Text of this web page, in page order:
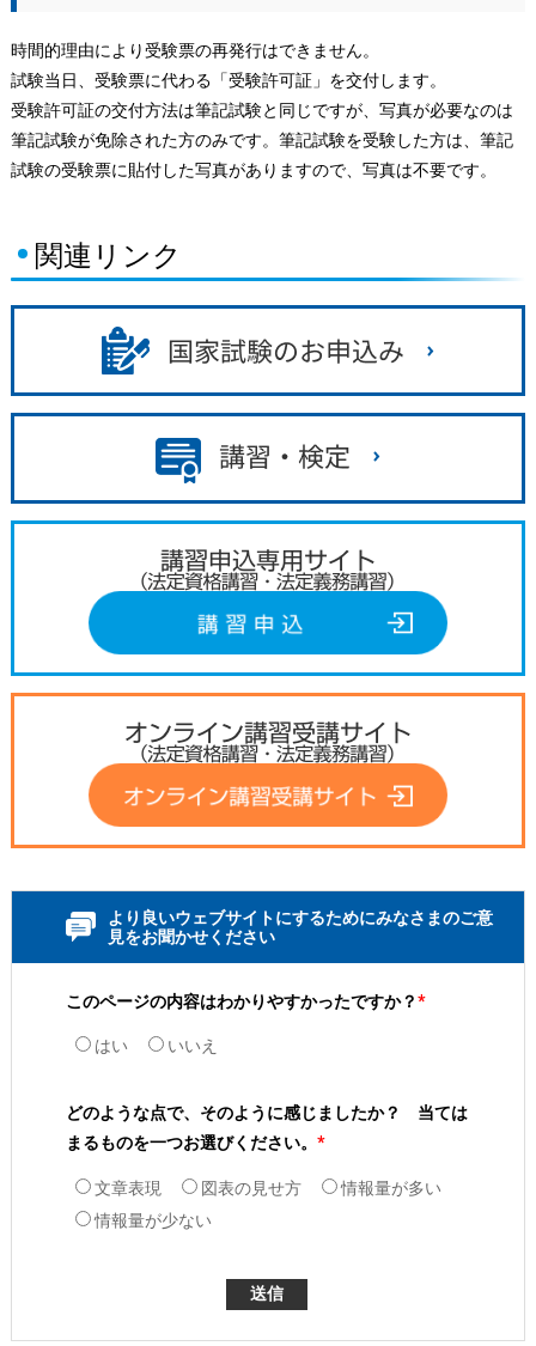
時間的理由により受験票の再発行はできません。
試験当日、受験票に代わる「受験許可証」を交付します。
受験許可証の交付方法は筆記試験と同じですが、写真が必要なのは
筆記試験が免除された方のみです。筆記試験を受験した方は、筆記
試験の受験票に貼付した写真がありますので、写真は不要です。
関連リンク
より良いウェブサイトにするためにみなさまのご意
見をお聞かせください
このページの内容はわかりやすかったですか？*
はい いいえ
どのような点で、そのように感じましたか？ 当ては
まるものを一つお選びください。 *
文章表現 図表の見せ方
情報量が多い
情報量が少ない